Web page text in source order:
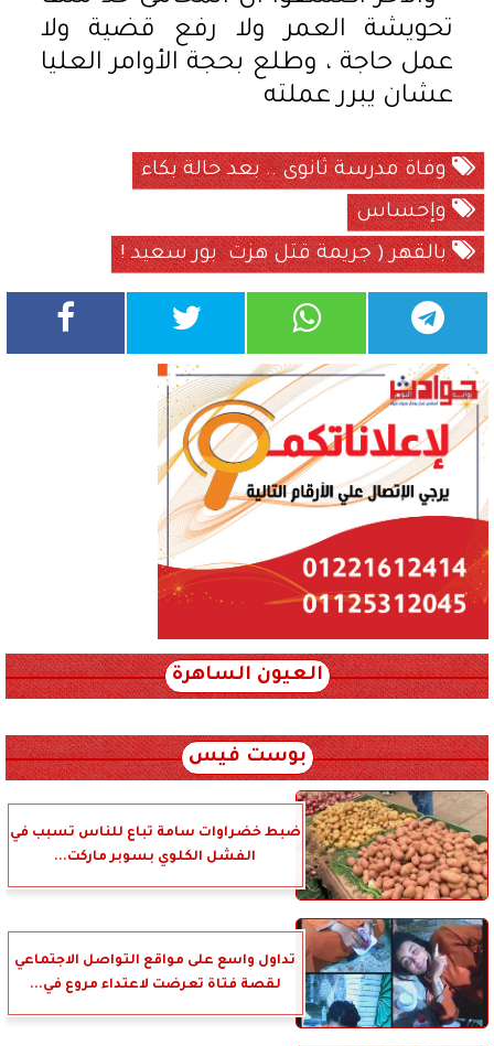
تحويشة العمر ولا رفع قضية ولا
عمل حاجة ، وطلع بحجة الأوامر العليا
عشان يبرر عملته
وفاة مدرسة ثانوى .. بعد حالة بكاء
وإحساس
بالقهر ( جريمة قتل هزت بور سعيد !
العيون الساهرة
بوست فيس
ضبط خضراوات سامة تباع للناس تسبب في
الفشل الكلوي بسوبر ماركت...
تداول واسع على مواقع التواصل الاجتماعي
لقصة فتاة تعرضت لاعتداء مروع في...